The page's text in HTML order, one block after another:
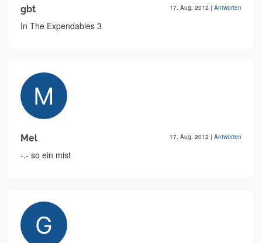
gbt 17. Aug. 2012 | Antworten
In The Expendables 3
Mel 17. Aug. 2012 | Antworten
-.- so ein mist